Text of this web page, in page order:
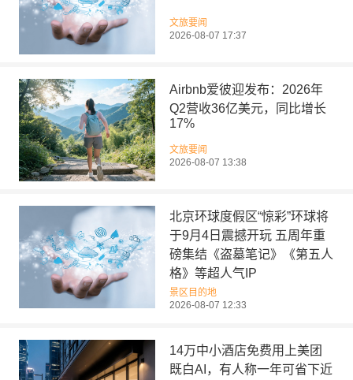
文旅要闻
2026-08-07 17:37
Airbnb爱彼迎发布：2026年
Q2营收36亿美元，同比增长
17%
文旅要闻
2026-08-07 13:38
北京环球度假区“惊彩”环球将
于9月4日震撼开玩 五周年重
磅集结《盗墓笔记》《第五人
格》等超人气IP
景区目的地
2026-08-07 12:33
14万中小酒店免费用上美团
既白AI，有人称一年可省下近